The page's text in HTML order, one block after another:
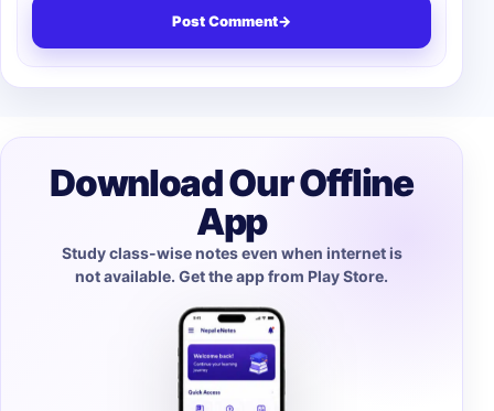
Post Comment→
Download Our Offline
App
Study class-wise notes even when internet is
not available. Get the app from Play Store.